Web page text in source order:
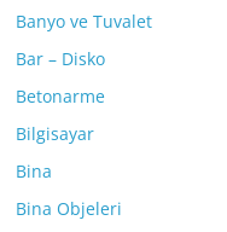
Banyo ve Tuvalet
Bar – Disko
Betonarme
Bilgisayar
Bina
Bina Objeleri